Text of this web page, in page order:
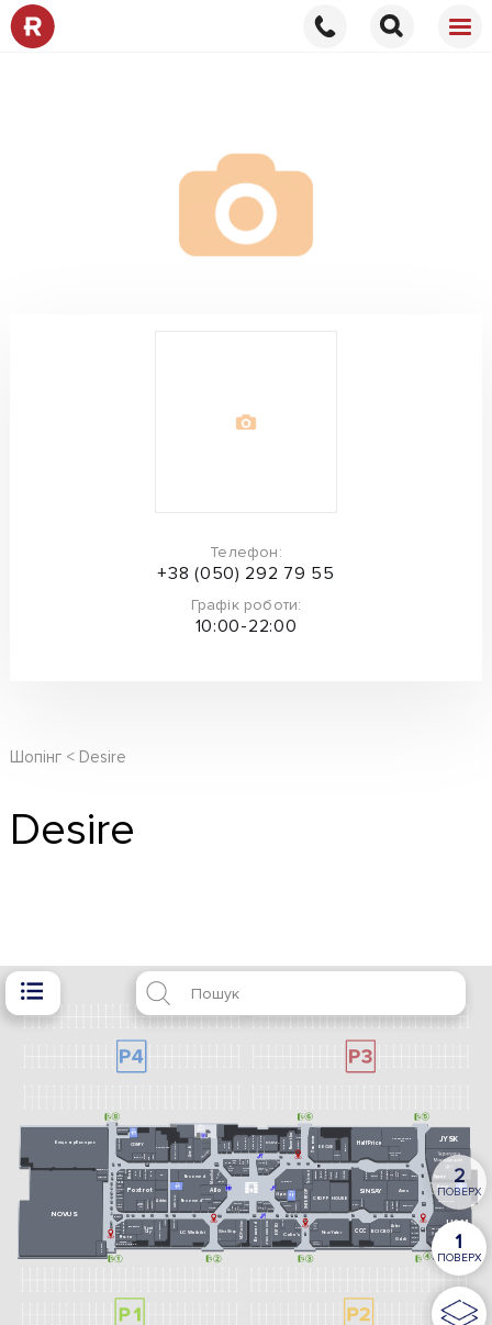
Телефон:
+38 (050) 292 79 55
Графік роботи:
10:00-22:00
Шопінг Desire
Desire